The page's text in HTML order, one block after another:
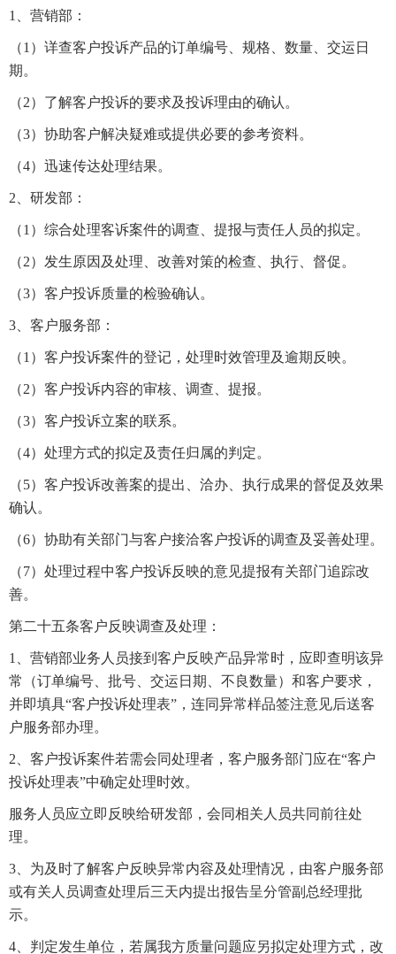
1、营销部：
（1）详查客户投诉产品的订单编号、规格、数量、交运日
期。
（2）了解客户投诉的要求及投诉理由的确认。
（3）协助客户解决疑难或提供必要的参考资料。
（4）迅速传达处理结果。
2、研发部：
（1）综合处理客诉案件的调查、提报与责任人员的拟定。
（2）发生原因及处理、改善对策的检查、执行、督促。
（3）客户投诉质量的检验确认。
3、客户服务部：
（1）客户投诉案件的登记，处理时效管理及逾期反映。
（2）客户投诉内容的审核、调查、提报。
（3）客户投诉立案的联系。
（4）处理方式的拟定及责任归属的判定。
（5）客户投诉改善案的提出、洽办、执行成果的督促及效果
确认。
（6）协助有关部门与客户接洽客户投诉的调查及妥善处理。
（7）处理过程中客户投诉反映的意见提报有关部门追踪改
善。
第二十五条客户反映调查及处理：
1、营销部业务人员接到客户反映产品异常时，应即查明该异
常（订单编号、批号、交运日期、不良数量）和客户要求，
并即填具“客户投诉处理表”，连同异常样品签注意见后送客
户服务部办理。
2、客户投诉案件若需会同处理者，客户服务部门应在“客户
投诉处理表”中确定处理时效。
服务人员应立即反映给研发部，会同相关人员共同前往处
理。
3、为及时了解客户反映异常内容及处理情况，由客户服务部
或有关人员调查处理后三天内提出报告呈分管副总经理批
示。
4、判定发生单位，若属我方质量问题应另拟定处理方式，改